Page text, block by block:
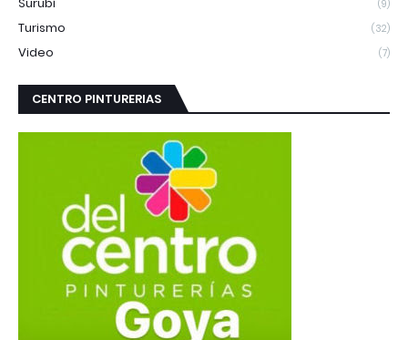
Surubí (9)
Turismo (32)
Video (7)
CENTRO PINTURERIAS